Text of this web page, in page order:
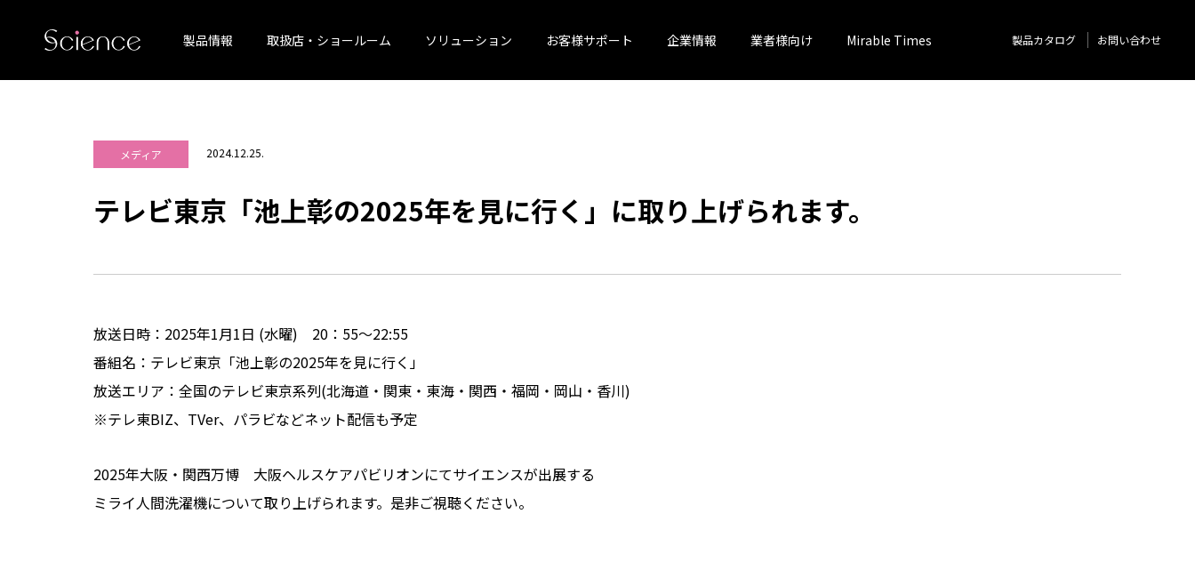
製品情報 取扱店・ショールーム ソリューション お客様サポート 企業情報 業者様向け Mirable Times 製品カタログ お問い合わせ
メディア 2024.12.25.
テレビ東京「池上彰の2025年を見に行く」に取り上げられます。
放送日時：2025年1月1日 (水曜) 20：55～22:55
番組名：テレビ東京「池上彰の2025年を見に行く」
放送エリア：全国のテレビ東京系列(北海道・関東・東海・関西・福岡・岡山・香川)
※テレ東BIZ、TVer、パラビなどネット配信も予定
2025年大阪・関西万博 大阪ヘルスケアパビリオンにてサイエンスが出展する
ミライ人間洗濯機について取り上げられます。是非ご視聴ください。